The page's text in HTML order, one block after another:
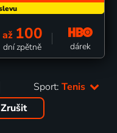
až 100
dní zpětně dárek
Sport: Tenis
Zrušit